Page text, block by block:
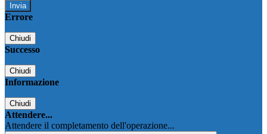
Errore
Chiudi
Successo
Chiudi
Informazione
Chiudi
Attendere...
Attendere il completamento dell'operazione...